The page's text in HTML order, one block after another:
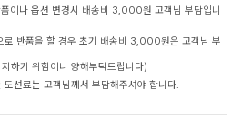
이나 옵션 변경시 배송비 3,000원 고객님 부담입니
로 반품을 할 경우 초기 배송비 3,000원은 고객님 부
하기 위함이니 양해부탁드립니다)
선료는 고객님께서 부담해주셔야 합니다.